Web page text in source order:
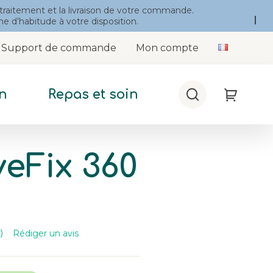
et la livraison de votre commande.
d’habitude à votre disposition.
Support de commande Mon compte
Repas et soin ChercherMy Cart
360
Rédiger un avis